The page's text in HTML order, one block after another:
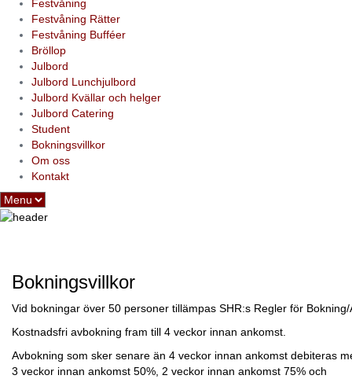
Festvåning
Festvåning Rätter
Festvåning Bufféer
Bröllop
Julbord
Julbord Lunchjulbord
Julbord Kvällar och helger
Julbord Catering
Student
Bokningsvillkor
Om oss
Kontakt
Bokningsvillkor
Vid bokningar över 50 personer tillämpas SHR:s Regler för
Kostnadsfri avbokning fram till 4 veckor innan ankomst.
Avbokning som sker senare än 4 veckor innan ankomst debiteras
3 veckor innan ankomst 50%, 2 veckor innan ankomst 75% och